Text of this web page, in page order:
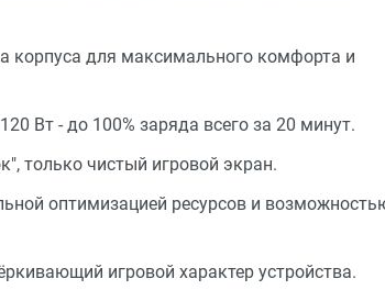
корпуса для максимального комфорта и
Вт - до 100% заряда всего за 20 минут.
только чистый игровой экран.
оптимизацией ресурсов и
игровой характер устройства.